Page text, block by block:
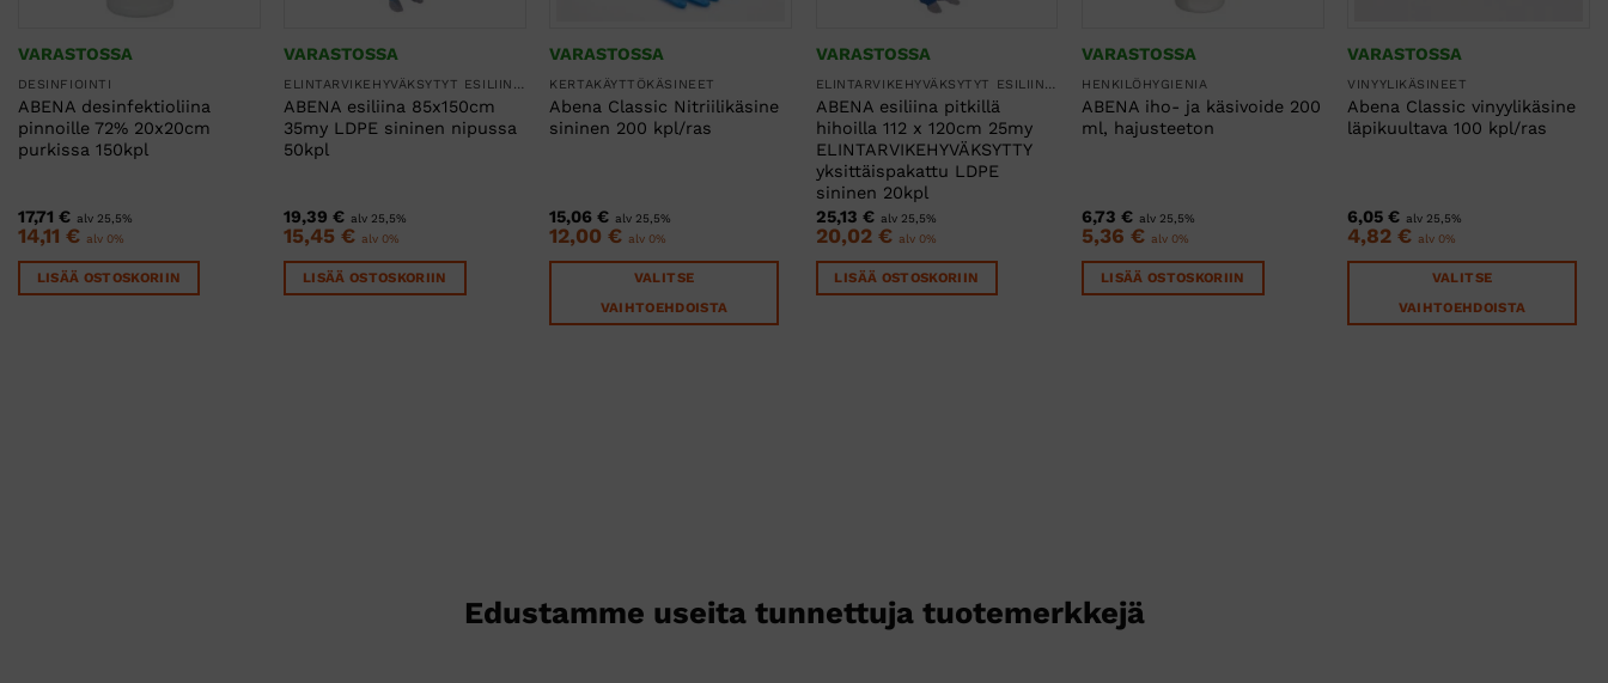
VARASTOSSA
DESINFIOINTI
ABENA desinfektioliina
pinnoille 72% 20x20cm
purkissa 150kpl
17,71 € alv 25,5%
14,11 € alv 0%
LISÄÄ OSTOSKORIIN
VARASTOSSA
ELINTARVIKEHYVÄKSYTYT ESILIINAT
ABENA esiliina 85x150cm
35my LDPE sininen nipussa
50kpl
19,39€ alv 25,5%
15,45€ alv 0%
LISÄÄ OSTOSKORIIN
VARASTOSSA
KERTAKÄYTTÖKÄSINEET
Abena Classic Nitriilikäsine
sininen 200 kpl/ras
15,06€ alv 25,5%
12,00€ alv 0%
VALITSE
VAIHTOEHDOISTA
VARASTOSSA
ELINTARVIKEHYVÄKSYTYT ESILIINAT
ABENA esiliina pitkillä
hihoilla 112 x 120cm 25my
ELINTARVIKEHYVÄKSYTTY
yksittäispakattu LDPE
sininen 20kpl
25,13 € alv 25,5%
20,02 € alv 0%
LISÄÄ OSTOSKORIIN
VARASTOSSA
HENKILÖHYGIENIA
ABENA iho- ja käsivoide 200
ml, hajusteeton
6,73€ alv 25,5%
5,36€ alv 0%
LISÄÄ OSTOSKORIIN
VARASTOSSA
VINYYLIKÄSINEET
Abena Classic vinyylikäsine
läpikuultava 100 kpl/ras
6,05€ alv 25,5%
4,82€ alv 0%
VALITSE
VAIHTOEHDOISTA
Edustamme useita tunnettuja tuotemerkkejä